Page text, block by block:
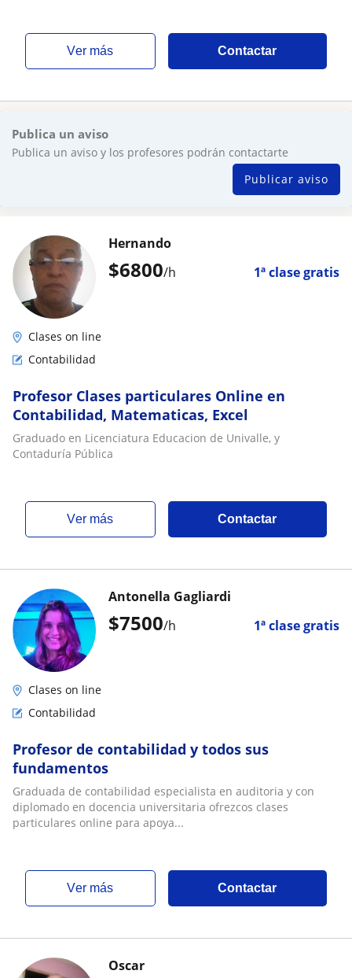
ver más Contactar
Publica un aviso
Publica un aviso y los profesores podrán contactarte
Publicar aviso
$6800/h 1ª clase gratis
Hernando
Clases on line
Contabilidad
Profesor Clases particulares Online en
Contabilidad, Matematicas, Excel
Graduado en Licenciatura Educacion de Univalle, y
Contaduría Pública
ver más Contactar
$7500/h 1ª clase gratis
Antonella Gagliardi
Clases on line
Contabilidad
Profesor de contabilidad y todos sus
fundamentos
Graduada de contabilidad especialista en auditoria y con
diplomado en docencia universitaria ofrezcos clases
particulares online para apoya...
ver más Contactar
Oscar